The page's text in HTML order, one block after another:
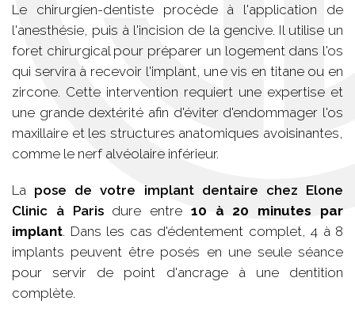
Le chirurgien-dentiste procède à l'application de
l'anesthésie, puis à l'incision de la gencive. Il utilise un
foret chirurgical pour préparer un logement dans l'os
qui servira à recevoir l'implant, une vis en titane ou en
zircone. Cette intervention requiert une expertise et
une grande dextérité afin d'éviter d'endommager l'os
maxillaire et les structures anatomiques avoisinantes,
comme le nerf alvéolaire inférieur.
La pose de votre implant dentaire chez Elone
Clinic à Parisdure entre 10 à 20 minutes par
implant. Dans les cas d'édentement complet, 4 à 8
implants peuvent être posés en une seule séance
pour servir de point d'ancrage à une dentition
complète.